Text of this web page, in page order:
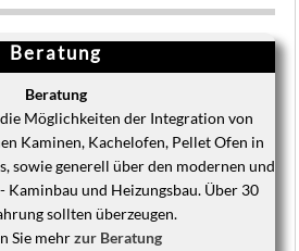
Beratung
Beratung
Möglichkeiten der Integration von
Kaminen, Kachelofen, Pellet Ofen in
sowie generell über den modernen und
Kaminbau und Heizungsbau. Über 30
sollten überzeugen.
Sie mehrzur Beratung